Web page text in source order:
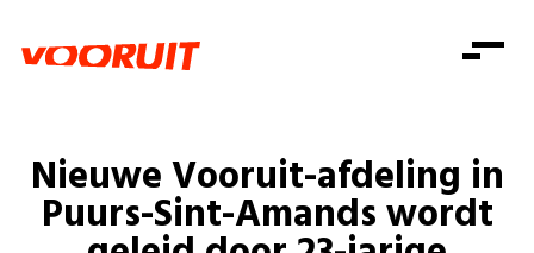
Zorg
Gelijke kansen
Onze mensen
Standpunten
Doe mee
Doe mee
Shop
Nieuwe Vooruit-afdeling in
Puurs-Sint-Amands wordt